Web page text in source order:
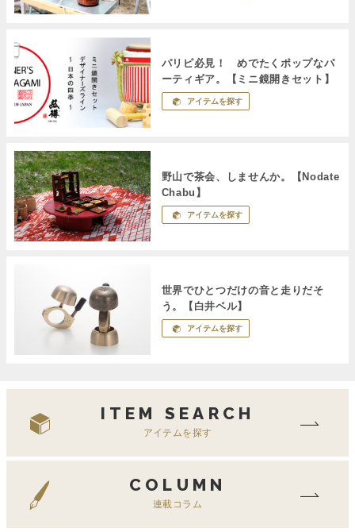
パリピ必見！ めでたくポップなパ
ーティギア。【ミニ鏡開きセット】
アイテムを探す
野山で茶会、しませんか。【Nodate
Chabu】
アイテムを探す
世界でひとつだけの音と走りだそ
う。【白井ベル】
アイテムを探す
ITEM SEARCH
アイテムを探す
COLUMN
連載コラム